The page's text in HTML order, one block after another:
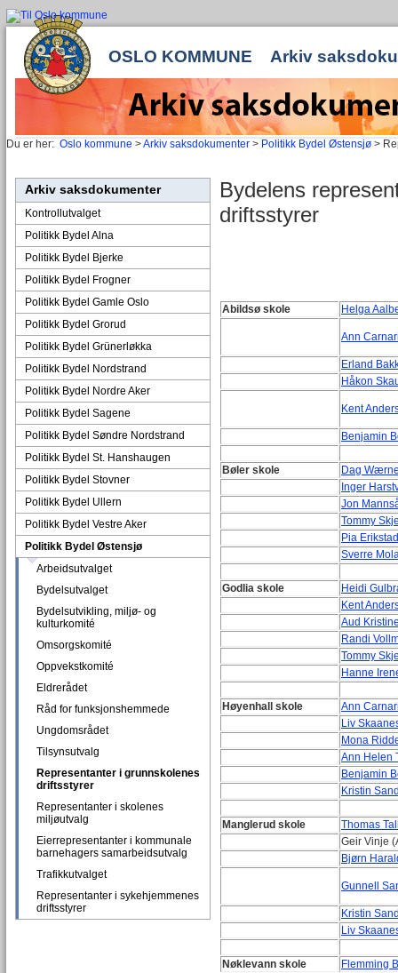
OSLO KOMMUNE Arkiv
Du er her: Oslo kommune >Arkiv saksdokumenter > Politikk Bydel Østensjø >
Arkiv saksdokumenter
Kontrollutvalget
Politikk Bydel Alna
Politikk Bydel Bjerke
Politikk Bydel Frogner
Politikk Bydel Gamle Oslo
Politikk Bydel Grorud
Politikk Bydel Grünerløkka
Politikk Bydel Nordstrand
Politikk Bydel Nordre Aker
Politikk Bydel Sagene
Politikk Bydel Søndre Nordstrand
Politikk Bydel St. Hanshaugen
Politikk Bydel Stovner
Politikk Bydel Ullern
Politikk Bydel Vestre Aker
Politikk Bydel Østensjø
Arbeidsutvalget
Bydelsutvalget
Bydelsutvikling, miljø- og
kulturkomité
Omsorgskomité
Oppvekstkomité
Eldrerådet
Råd for funksjonshemmede
Ungdomsrådet
Tilsynsutvalg
Representanter i grunnskolenes
driftsstyrer
Representanter i skolenes
miljøutvalg
Eierrepresentanter i kommunale
barnehagers samarbeidsutvalg
Trafikkutvalget
Representanter i sykehjemmenes
driftsstyrer
Bydelens
driftsstyrer
Abildsø skole Helga
Ann
Erland
Håkon
Kent
Benjamin
Bøler skole
Dag
Inger
Jon
Tommy
Pia
Sverre
Godlia skole
Heidi
Kent
Aud
Randi
Tommy
Hanne
Høyenhall skole
Ann
Liv
Mona
Ann Helen
Benjamin
Kristin
Manglerud skole
Thomas
Geir Vinje
Bjørn
Gunnell
Kristin
Liv
Nøklevann skole
Flemming